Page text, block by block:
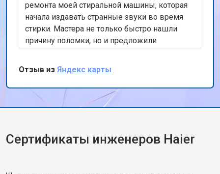
ремонта моей стиральной машины, которая
начала издавать странные звуки во время
стирки. Мастера не только быстро нашли
причину поломки, но и предложили
эффективное и недорогое решение. Очень
довольна обслуживанием и внимательным
отношением к моей проблеме. Теперь моя
стиральная машина работает как новая!
Отзыв из Яндекс карты
Сертификаты инженеров Haier